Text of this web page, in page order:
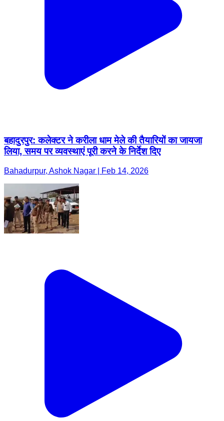
बहादुरपुर: कलेक्टर ने करीला धाम मेले की तैयारियों का जायजा
लिया, समय पर व्यवस्थाएं पूरी करने के निर्देश दिए
Bahadurpur, Ashok Nagar | Feb 14, 2026